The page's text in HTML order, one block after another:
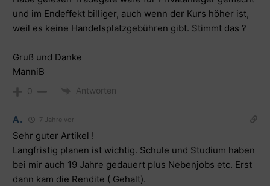
und im Endeffekt billiger, auch wenn der Kurs höher ist,
weil es keine Handelsplatzgebühren gibt. Stimmt das ?
Gruß und Danke
ManniB
0 Antworten
A. 7 Jahre vor
Sehr guter Artikel !
Langfristig planen ist wichtig. Schule und Studium haben
bei mir auch 19 Jahre gedauert plus Nebenjobs etc. Erst
dann kam die Rendite ( Gehalt).